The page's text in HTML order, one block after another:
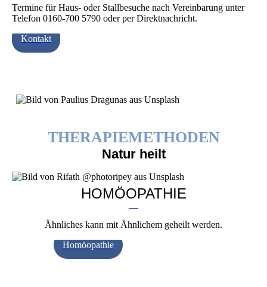
Termine für Haus- oder Stallbesuche nach Vereinbarung unter
Telefon 0160-700 5790 oder per Direktnachricht.
Kontakt
THERAPIEMETHODEN
Natur heilt
HOMÖOPATHIE
—
Ähnliches kann mit Ähnlichem geheilt werden.
Homöopathie